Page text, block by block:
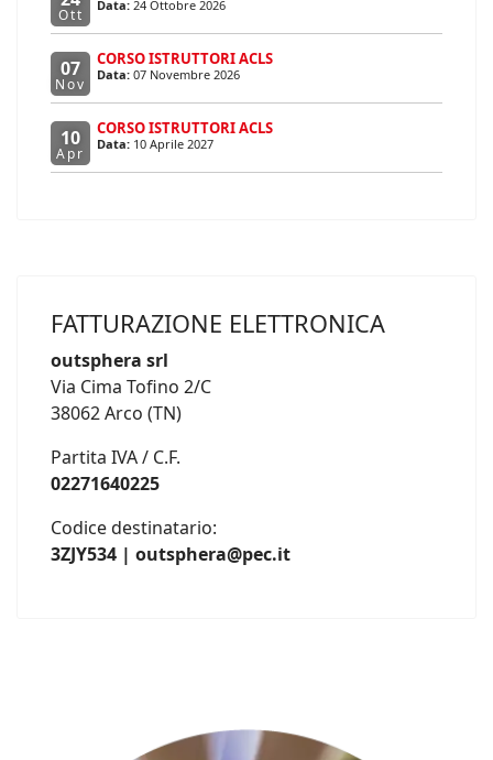
Ott Data: 24 Ottobre 2026
07
Nov
CORSO ISTRUTTORI ACLS
Data: 07 Novembre 2026
10
Apr
CORSO ISTRUTTORI ACLS
Data: 10 Aprile 2027
FATTURAZIONE ELETTRONICA
outsphera srl
Via Cima Tofino 2/C
38062 Arco (TN)
Partita IVA / C.F.
02271640225
Codice destinatario:
3ZJY534 | outsphera@pec.it